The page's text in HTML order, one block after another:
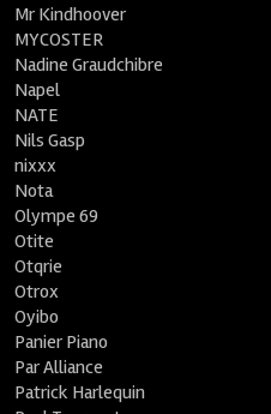
Mr Kindhoover
MYCOSTER
Nadine Graudchibre
Napel
NATE
Nils Gasp
nixxx
Nota
Olympe 69
Otite
Otqrie
Otrox
Oyibo
Panier Piano
Par Alliance
Patrick Harlequin